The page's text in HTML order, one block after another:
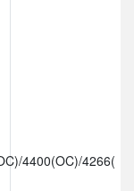
4400(OC)/4266(